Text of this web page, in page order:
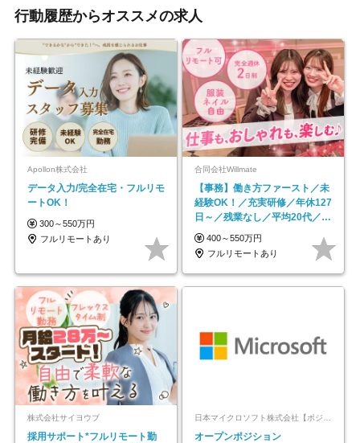
行動履歴からオススメの求人
Apollon株式会社
データ入力/完全在宅・フルリモ
ートOK！
300～550万円
フルリモートあり
合同会社Willmate
【事務】働き方ファースト／未
経験OK！／充実研修／年休127
日～／残業なし／平均20代／リ
モートOK
400～550万円
フルリモートあり
株式会社サイヨウブ
採用サポート*フルリモート勤
オープンポジション